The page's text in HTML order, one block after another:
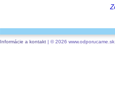
Informácie a kontakt| © 2026